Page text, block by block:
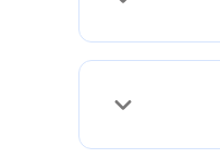
به دلیل